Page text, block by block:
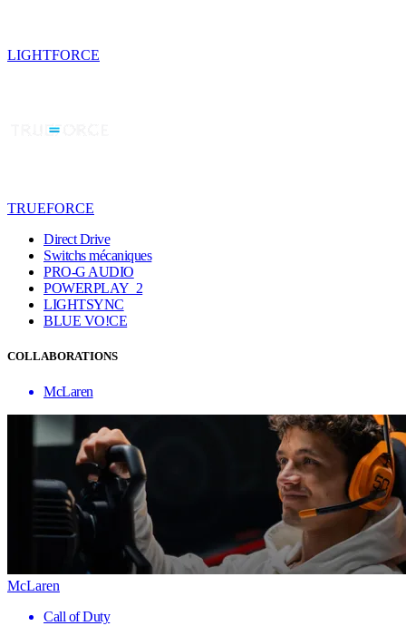
LIGHTFORCE
TRUEFORCE
Direct Drive
Switchs mécaniques
PRO-G AUDIO
POWERPLAY 2
LIGHTSYNC
BLUE VO!CE
COLLABORATIONS
McLaren
McLaren
Call of Duty